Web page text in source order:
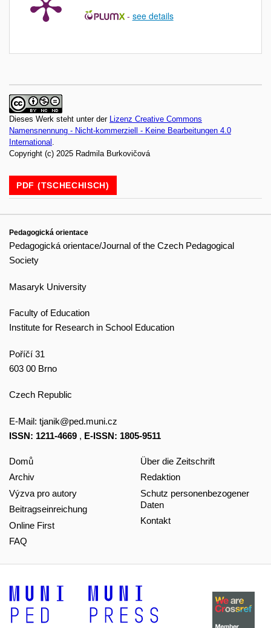
- see details
Dieses Werk steht unter der Lizenz Creative Commons
Namensnennung - Nicht-kommerziell - Keine Bearbeitungen 4.0
International .
Copyright (c) 2025 Radmila Burkovičová
PDF (TSCHECHISCH)
Pedagogická orientace
Pedagogická orientace/Journal of the Czech Pedagogical
Society
Masaryk University
Faculty of Education
Institute for Research in School Education
Poříčí 31
603 00 Brno
Czech Republic
E-Mail: tjanik@ped.muni.cz
ISSN: 1211-4669 , E-ISSN: 1805-9511
Domů
Archiv
Výzva pro autory
Beitragseinreichung
Online First
FAQ
Über die Zeitschrift
Redaktion
Schutz personenbezogener
Daten
Kontakt